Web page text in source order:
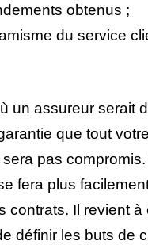
obtenus ;
du service
un assureur serait
que tout votre
pas
fera plus
contrats. Il revient à
définir les buts de